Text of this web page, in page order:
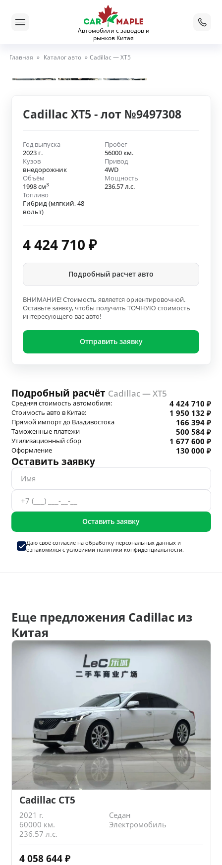
Автомобили с заводов и
рынков Китая
Главная » Каталог авто » Cadillac — XT5
Cadillac XT5 - лот №9497308
Год выпуска
2023 г.
Пробег
56000 км.
Кузов
внедорожник
Привод
4WD
Объём
1998 см3
Мощность
236.57 л.с.
Топливо
Гибрид (мягкий, 48
вольт)
4 424 710 ₽
Подробный расчет авто
ВНИМАНИЕ! Стоимость является ориентировочной.
Оставьте заявку, чтобы получить ТОЧНУЮ стоимость
интересующего вас авто!
Отправить заявку
Подробный расчёт Cadillac — XT5
Средняя стоимость автомобиля: 4 424 710 ₽
Стоимость авто в Китае: 1 950 132 ₽
Прямой импорт до Владивостока 166 394 ₽
Таможенные платежи 500 584 ₽
Утилизационный сбор 1 677 600 ₽
Оформление 130 000 ₽
Оставить заявку
Оставить заявку
Даю своё согласие на обработку персональных данныхи
ознакомился с условиями политики конфиденциальности.
Еще предложения Cadillac из
Китая
Cadillac CT5
2021 г.
Седан
60000 км.
Электромобиль
236.57 л.с.
4 058 644 ₽